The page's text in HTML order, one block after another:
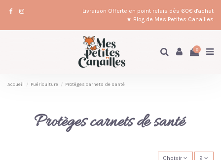
Livraison Offerte en point relais dès 60€ d'achat
★ Blog de Mes Petites Canailles
0
Accueil Puériculture Protèges carnets de santé
Protèges carnets de santé
Choisir 2